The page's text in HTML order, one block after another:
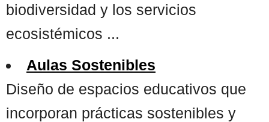
biodiversidad y los servicios
ecosistémicos ...
Aulas Sostenibles
Diseño de espacios educativos que
incorporan prácticas sostenibles y